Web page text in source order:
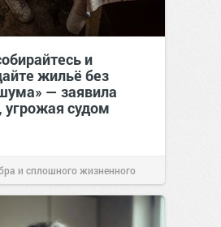
и
жильё без
— заявила
угрожая судом
и сплошного жизненного
07 авг 2026